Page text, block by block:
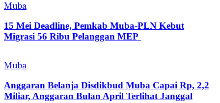
Muba
15 Mei Deadline, Pemkab Muba-PLN Kebut
Migrasi 56 Ribu Pelanggan MEP
Muba
Anggaran Belanja Disdikbud Muba Capai Rp, 2,2
Miliar, Anggaran Bulan April Terlihat Janggal